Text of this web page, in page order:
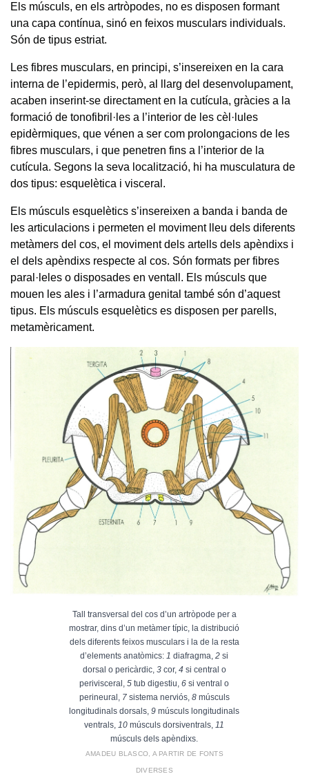
Els músculs, en els artròpodes, no es disposen formant
una capa contínua, sinó en feixos musculars individuals.
Són de tipus estriat.
Les fibres musculars, en principi, s’insereixen en la cara
interna de l’epidermis, però, al llarg del desenvolupament,
acaben inserint-se directament en la cutícula, gràcies a la
formació de tonofibril·les a l’interior de les cèl·lules
epidèrmiques, que vénen a ser com prolongacions de les
fibres musculars, i que penetren fins a l’interior de la
cutícula. Segons la seva localització, hi ha musculatura de
dos tipus: esquelètica i visceral.
Els músculs esquelètics s’insereixen a banda i banda de
les articulacions i permeten el moviment lleu dels diferents
metàmers del cos, el moviment dels artells dels apèndixs i
el dels apèndixs respecte al cos. Són formats per fibres
paral·leles o disposades en ventall. Els músculs que
mouen les ales i l’armadura genital també són d’aquest
tipus. Els músculs esquelètics es disposen per parells,
metamèricament.
Tall transversal del cos d’un artròpode per a
mostrar, dins d’un metàmer típic, la distribució
dels diferents feixos musculars i la de la resta
d’elements anatòmics:1 diafragma,2 si
dorsal o pericàrdic, 3cor, 4 si central o
perivisceral,5 tub digestiu,6 si ventral o
perineural, 7sistema nerviós, 8músculs
longitudinals dorsals,9 músculs longitudinals
ventrals,10 músculs dorsiventrals,11
músculs dels apèndixs.
AMADEU BLASCO, A PARTIR DE FONTS
DIVERSES